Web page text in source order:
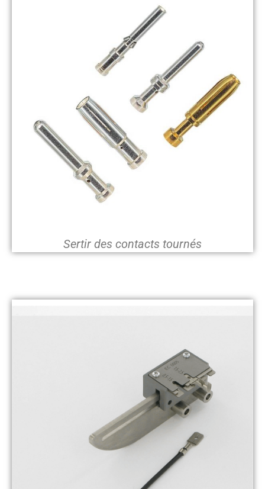
Sertir des contacts tournés